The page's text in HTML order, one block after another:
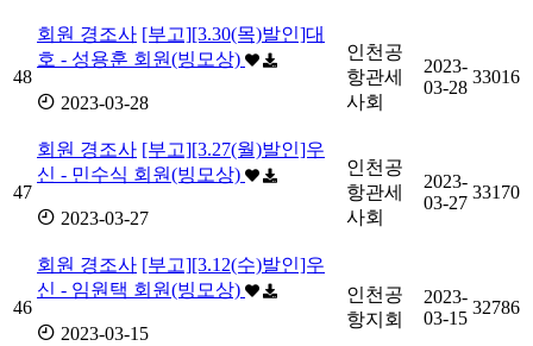
48
회원 경조사 [부고][3.30(목)발인]대
호 - 성용훈 회원(빙모상)
2023-03-28
인천공
항관세
사회
2023-
03-28
33016
47
회원 경조사 [부고][3.27(월)발인]우
신 - 민수식 회원(빙모상)
2023-03-27
인천공
항관세
사회
2023-
03-27
33170
46
회원 경조사 [부고][3.12(수)발인]우
신 - 임원택 회원(빙모상)
2023-03-15
인천공
항지회
2023-
03-15
32786